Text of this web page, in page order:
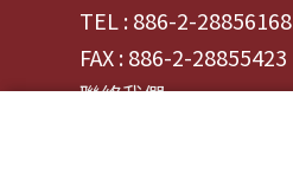
TEL : 886-2-28856168
FAX : 886-2-28855423
聯絡我們